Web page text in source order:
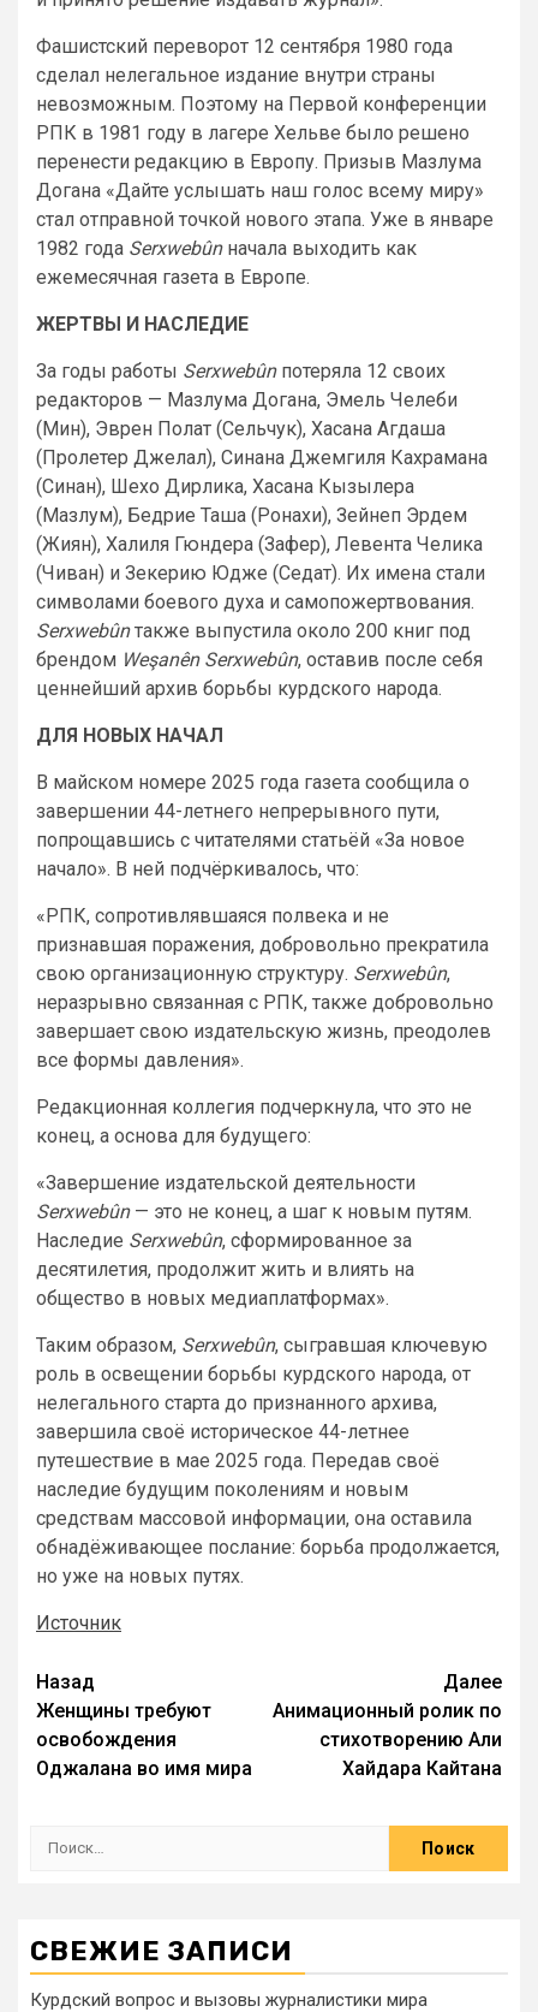
Фашистский переворот 12 сентября 1980 года
сделал нелегальное издание внутри страны
невозможным. Поэтому на Первой конференции
РПК в 1981 году в лагере Хельве было решено
перенести редакцию в Европу. Призыв Мазлума
Догана «Дайте услышать наш голос всему миру»
стал отправной точкой нового этапа. Уже в январе
1982 года Serxwebûnначала выходить как
ежемесячная газета в Европе.
ЖЕРТВЫ И НАСЛЕДИЕ
За годы работы Serxwebûnпотеряла 12 своих
редакторов — Мазлума Догана, Эмель Челеби
(Мин), Эврен Полат (Сельчук), Хасана Агдаша
(Пролетер Джелал), Синана Джемгиля Кахрамана
(Синан), Шехо Дирлика, Хасана Кызылера
(Мазлум), Бедрие Таша (Ронахи), Зейнеп Эрдем
(Жиян), Халиля Гюндера (Зафер), Левента Челика
(Чиван) и Зекерию Юдже (Седат). Их имена стали
символами боевого духа и самопожертвования.
Serxwebûnтакже выпустила около 200 книг под
брендом Weşanên Serxwebûn, оставив после себя
ценнейший архив борьбы курдского народа.
ДЛЯ НОВЫХ НАЧАЛ
В майском номере 2025 года газета сообщила о
завершении 44-летнего непрерывного пути,
попрощавшись с читателями статьёй «За новое
начало». В ней подчёркивалось, что:
«РПК, сопротивлявшаяся полвека и не
признавшая поражения, добровольно прекратила
свою организационную структуру. Serxwebûn,
неразрывно связанная с РПК, также добровольно
завершает свою издательскую жизнь, преодолев
все формы давления».
Редакционная коллегия подчеркнула, что это не
конец, а основа для будущего:
«Завершение издательской деятельности
Serxwebûn— это не конец, а шаг к новым путям.
Наследие Serxwebûn, сформированное за
десятилетия, продолжит жить и влиять на
общество в новых медиаплатформах».
Таким образом, Serxwebûn, сыгравшая ключевую
роль в освещении борьбы курдского народа, от
нелегального старта до признанного архива,
завершила своё историческое 44-летнее
путешествие в мае 2025 года. Передав своё
наследие будущим поколениям и новым
средствам массовой информации, она оставила
обнадёживающее послание: борьба продолжается,
но уже на новых путях.
Источник
Назад
Женщины требуют
освобождения
Оджалана во имя мира
Далее
Анимационный ролик по
стихотворению Али
Хайдара Кайтана
СВЕЖИЕ ЗАПИСИ
Курдский вопрос и вызовы журналистики мира